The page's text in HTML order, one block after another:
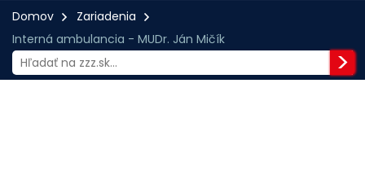
Domov
Zariadenia
Interná ambulancia - MUDr. Ján Mičík